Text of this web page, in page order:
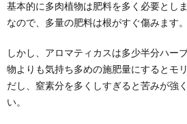
基本的に多肉植物は肥料を多く必要とし
なので、多量の肥料は根がすぐ傷みます。
しかし、アロマティカスは多少半分ハー
物よりも気持ち多めの施肥量にするとモ
だし、窒素分を多くしすぎると苦みが強
い。